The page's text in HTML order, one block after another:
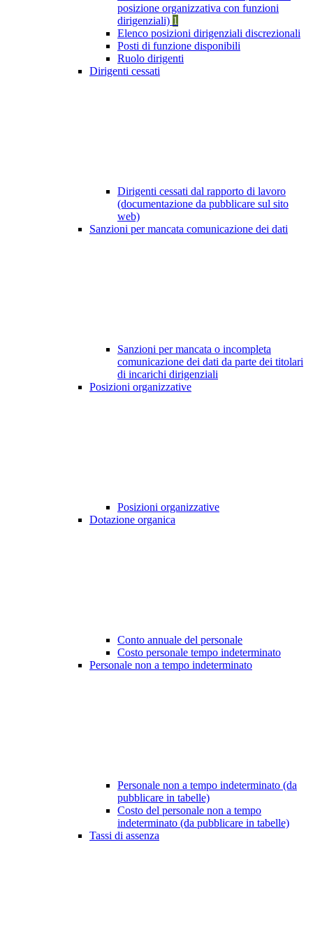
posizione organizzativa con funzioni
dirigenziali) 1
Elenco posizioni dirigenziali discrezionali
Posti di funzione disponibili
Ruolo dirigenti
Dirigenti cessati
Dirigenti cessati dal rapporto di lavoro
(documentazione da pubblicare sul sito
web)
Sanzioni per mancata comunicazione dei dati
Sanzioni per mancata o incompleta
comunicazione dei dati da parte dei titolari
di incarichi dirigenziali
Posizioni organizzative
Posizioni organizzative
Dotazione organica
Conto annuale del personale
Costo personale tempo indeterminato
Personale non a tempo indeterminato
Personale non a tempo indeterminato (da
pubblicare in tabelle)
Costo del personale non a tempo
indeterminato (da pubblicare in tabelle)
Tassi di assenza